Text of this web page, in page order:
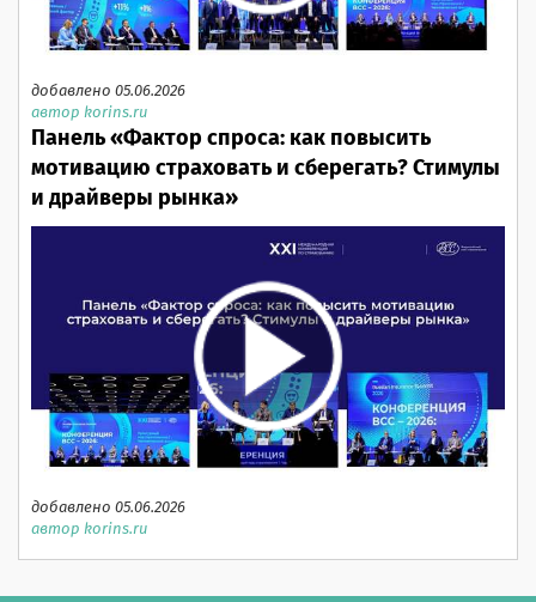
добавлено 05.06.2026
автор korins.ru
Панель «Фактор спроса: как повысить
мотивацию страховать и сберегать? Стимулы
и драйверы рынка»
добавлено 05.06.2026
автор korins.ru